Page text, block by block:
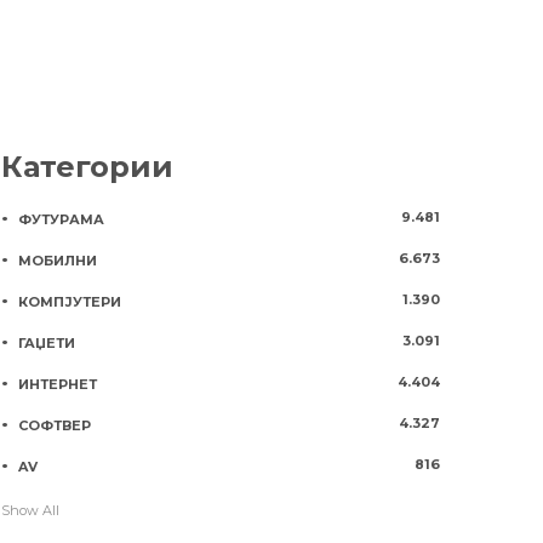
Категории
ФУТУРАМА 9.481
МОБИЛНИ 6.673
КОМПЈУТЕРИ 1.390
ГАЏЕТИ 3.091
ИНТЕРНЕТ 4.404
СОФТВЕР 4.327
AV 816
Show All